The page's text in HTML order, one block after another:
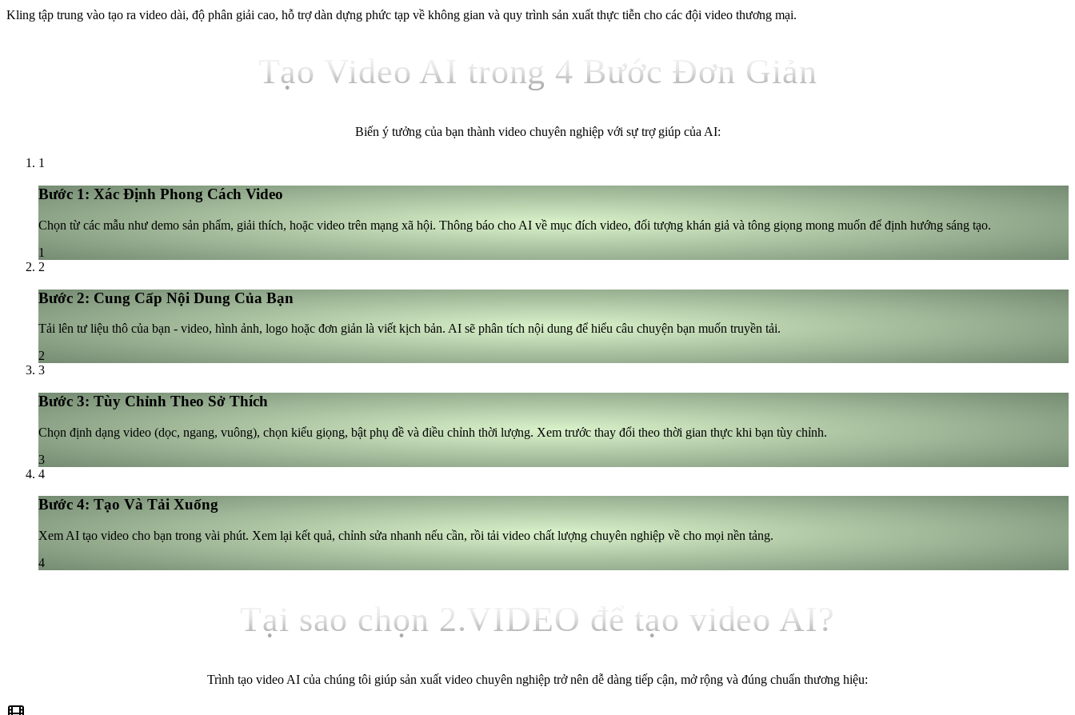
Kling tập trung vào tạo ra video dài, độ phân giải cao, hỗ trợ dàn dựng phức tạp về không gian và quy trình sản xuất thực tiễn cho các đội video thương mại.
Tạo Video AI trong 4 Bước Đơn Giản
Biến ý tưởng của bạn thành video chuyên nghiệp với sự trợ giúp của AI:
1
Bước 1: Xác Định Phong Cách Video
Chọn từ các mẫu như demo sản phẩm, giải thích, hoặc video trên mạng xã hội. Thông báo cho AI về mục đích video, đối tượng khán giả và tông giọng mong muốn để định hướng sáng tạo.
1
2
Bước 2: Cung Cấp Nội Dung Của Bạn
Tải lên tư liệu thô của bạn - video, hình ảnh, logo hoặc đơn giản là viết kịch bản. AI sẽ phân tích nội dung để hiểu câu chuyện bạn muốn truyền tải.
2
3
Bước 3: Tùy Chỉnh Theo Sở Thích
Chọn định dạng video (dọc, ngang, vuông), chọn kiểu giọng, bật phụ đề và điều chỉnh thời lượng. Xem trước thay đổi theo thời gian thực khi bạn tùy chỉnh.
3
4
Bước 4: Tạo Và Tải Xuống
Xem AI tạo video cho bạn trong vài phút. Xem lại kết quả, chỉnh sửa nhanh nếu cần, rồi tải video chất lượng chuyên nghiệp về cho mọi nền tảng.
4
Tại sao chọn 2.VIDEO để tạo video AI?
Trình tạo video AI của chúng tôi giúp sản xuất video chuyên nghiệp trở nên dễ dàng tiếp cận, mở rộng và đúng chuẩn thương hiệu: